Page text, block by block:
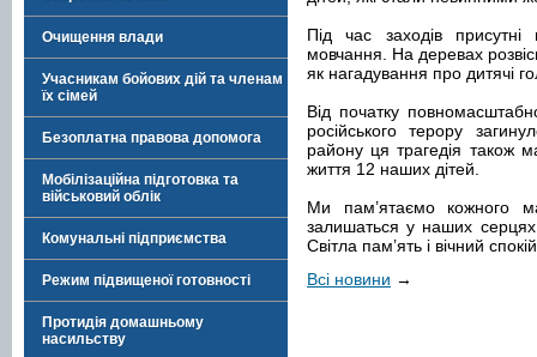
Очищення влади
Учасникам бойових дій та членам
їх сімей
Безоплатна правова допомога
Мобілізаційна підготовка та
військовий облік
Комунальні підприємства
Режим підвищеної готовності
Протидія домашньому
насильству
Під час заходів
мовчання. На деревах
як нагадування про дитячі
Від початку
російського терору
району ця трагедія також
життя 12 наших дітей.
Ми пам’ятаємо кожного
залишаться у наших
Світла пам’ять і вічний
Всі новини →